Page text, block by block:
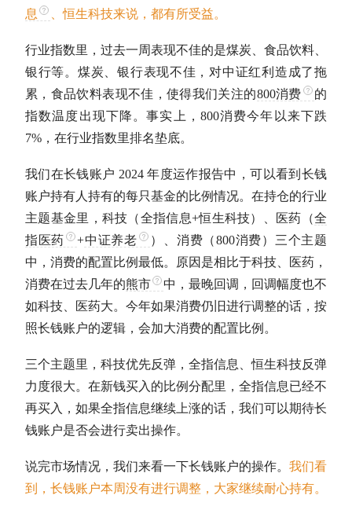
息
、恒生科技来说，都有所受益。
行业指数里，过去一周表现不佳的是煤炭、食品饮料、
银行等。煤炭、银行表现不佳，对中证红利 造成了拖
累，食品饮料表现不佳，使得我们关注的800消费
的
指数温度出现下降。事实上， 800消费今年以来下跌
7%，在行业指数里排名垫底。
我们在长钱账户 2024 年度运作报告中，可以看到长钱
账户持有人持有的每只基金的比例情况。在持仓的行业
主题基金里，科技（全指信息+恒生科技）、医药（全
指医药
+中证养老 ）、消费（800消费）三个主题
中，消费的配置比例最低。原因是相比于科技、医药，
消费在过去几年的熊市
中，最晚回调，回调幅度也不
如科技、医药大。今年如果消费仍旧进行调整的话，按
照长钱账户的逻辑，会加大消费的配置比例。
三个主题里，科技优先反弹， 全指信息
、恒生科技反弹
力度很大。在新钱买入的比例分配里， 全指信息已经不
再买入，如果全指信息继续上涨的话，我们可以期待长
钱账户是否会进行卖出操作。
说完市场情况，我们来看一下长钱账户的操作。 我们看
到，长钱账户本周没有进行调整，大家继续耐心持有。